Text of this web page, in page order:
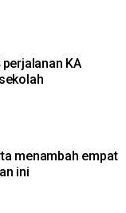
KA
menambah empat
ini